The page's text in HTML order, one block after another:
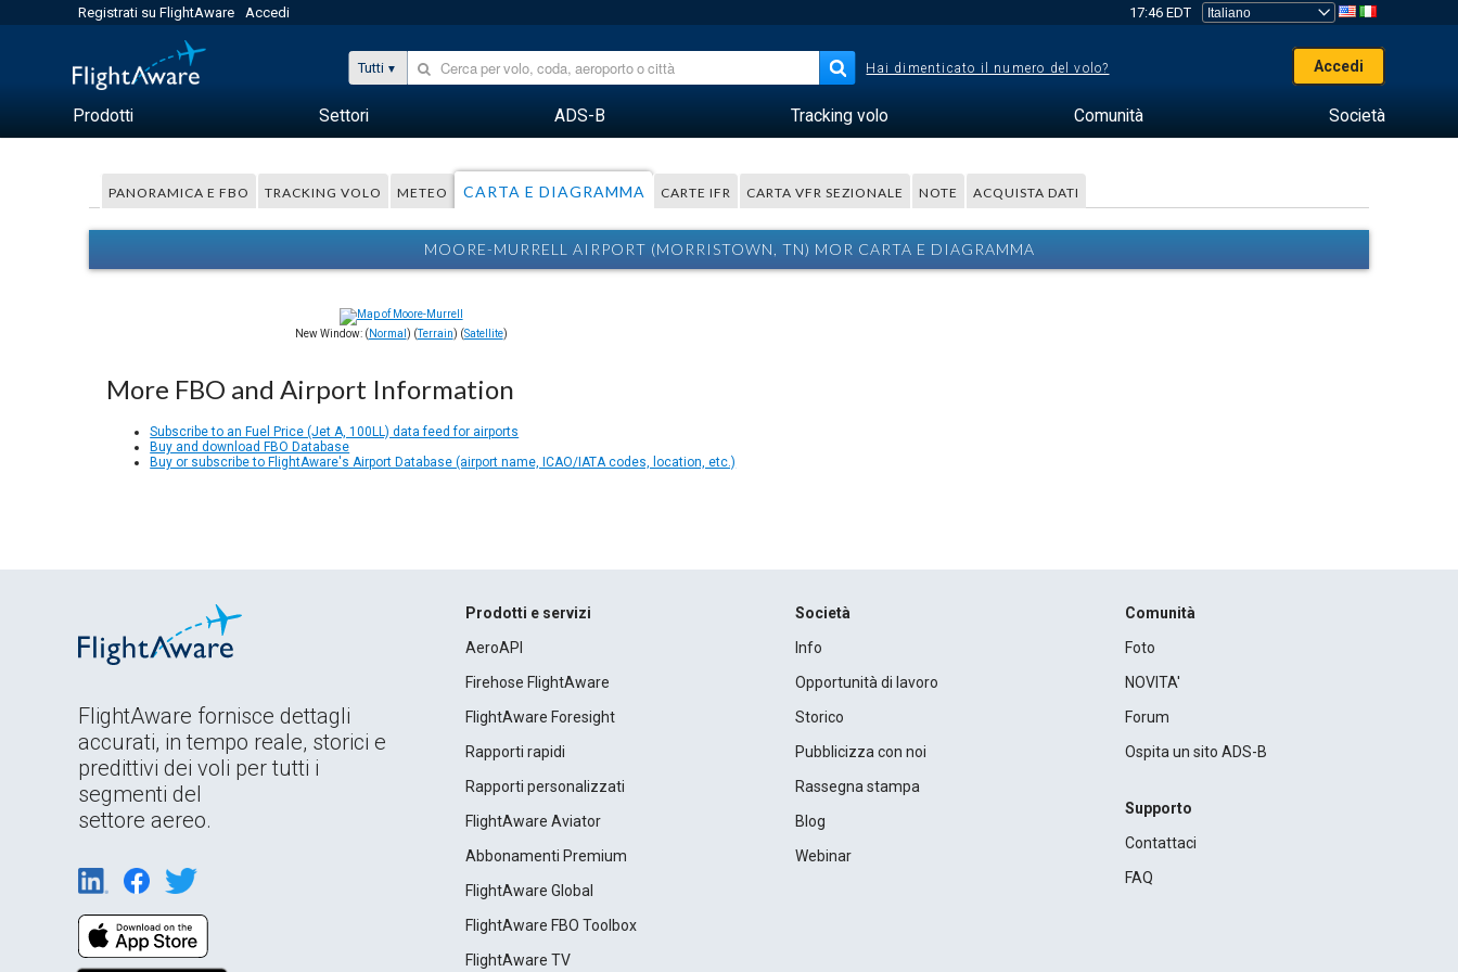
Registrati su FlightAware Accedi 17:46 EDT
Tutti Hai dimenticato il numero del volo? Accedi
Prodotti Settori ADS-B Tracking volo Comunità Società
PANORAMICA E FBO TRACKING VOLO METEO CARTA E DIAGRAMMA CARTE IFR CARTA VFR SEZIONALE NOTE ACQUISTA DATI
MOORE-MURRELL AIRPORT (MORRISTOWN, TN) MOR CARTA E DIAGRAMMA
New Window: ( Normal ) (Terrain) (Satellite)
More FBO and Airport Information
Subscribe to an Fuel Price (Jet A, 100LL) data feed for airports
Buy and download FBO Database
Buy or subscribe to FlightAware's Airport Database (airport name, ICAO/IATA codes, location, etc.)
FlightAware fornisce dettagli
accurati, in tempo reale, storici e
predittivi dei voli per tutti i
segmenti del
settore aereo.
Prodotti e servizi
AeroAPI
Firehose FlightAware
FlightAware Foresight
Rapporti rapidi
Rapporti personalizzati
FlightAware Aviator
Abbonamenti Premium
FlightAware Global
FlightAware FBO Toolbox
FlightAware TV
Società
Info
Opportunità di lavoro
Storico
Pubblicizza con noi
Rassegna stampa
Blog
Webinar
Comunità
Foto
NOVITA'
Forum
Ospita un sito ADS-B
Supporto
Contattaci
FAQ